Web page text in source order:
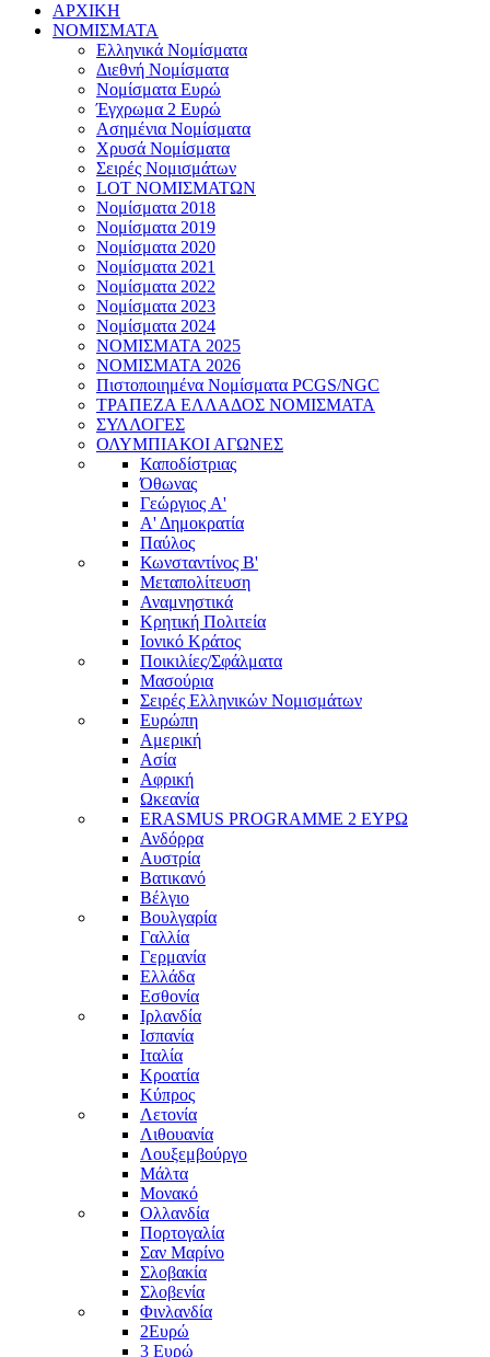
ΑΡΧΙΚΗ
ΝΟΜΙΣΜΑΤΑ
Ελληνικά Νομίσματα
Διεθνή Νομίσματα
Νομίσματα Ευρώ
Έγχρωμα 2 Ευρώ
Ασημένια Νομίσματα
Χρυσά Νομίσματα
Σειρές Νομισμάτων
LOT ΝΟΜΙΣΜΑΤΩΝ
Νομίσματα 2018
Νομίσματα 2019
Νομίσματα 2020
Νομίσματα 2021
Νομίσματα 2022
Νομίσματα 2023
Νομίσματα 2024
ΝΟΜΙΣΜΑΤΑ 2025
ΝΟΜΙΣΜΑΤΑ 2026
Πιστοποιημένα Νομίσματα PCGS/NGC
ΤΡΑΠΕΖΑ ΕΛΛΑΔΟΣ ΝΟΜΙΣΜΑΤΑ
ΣΥΛΛΟΓΕΣ
ΟΛΥΜΠΙΑΚΟΙ ΑΓΩΝΕΣ
Καποδίστριας
Όθωνας
Γεώργιος A'
Α' Δημοκρατία
Παύλος
Κωνσταντίνος Β'
Μεταπολίτευση
Αναμνηστικά
Κρητική Πολιτεία
Ιονικό Κράτος
Ποικιλίες/Σφάλματα
Μασούρια
Σειρές Ελληνικών Νομισμάτων
Ευρώπη
Αμερική
Ασία
Αφρική
Ωκεανία
ERASMUS PROGRAMME 2 ΕΥΡΩ
Ανδόρρα
Αυστρία
Βατικανό
Βέλγιο
Βουλγαρία
Γαλλία
Γερμανία
Ελλάδα
Εσθονία
Ιρλανδία
Ισπανία
Ιταλία
Κροατία
Κύπρος
Λετονία
Λιθουανία
Λουξεμβούργο
Μάλτα
Μονακό
Ολλανδία
Πορτογαλία
Σαν Μαρίνο
Σλοβακία
Σλοβενία
Φινλανδία
2Ευρώ
3 Ευρώ